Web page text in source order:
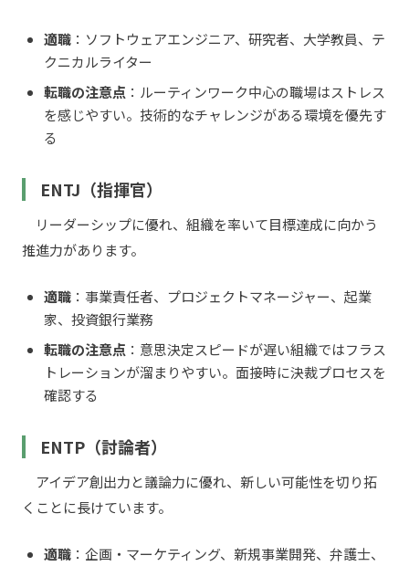
適職 ：ソフトウェアエンジニア、研究者、大学教員、テ
クニカルライター
転職の注意点 ：ルーティンワーク中心の職場はストレス
を感じやすい。技術的なチャレンジがある環境を優先す
る
ENTJ（指揮官）
リーダーシップに優れ、組織を率いて目標達成に向かう
推進力があります。
適職 ：事業責任者、プロジェクトマネージャー、起業
家、投資銀行業務
転職の注意点 ：意思決定スピードが遅い組織ではフラス
トレーションが溜まりやすい。面接時に決裁プロセスを
確認する
ENTP（討論者）
アイデア創出力と議論力に優れ、新しい可能性を切り拓
くことに長けています。
適職 ：企画・マーケティング、新規事業開発、弁護士、